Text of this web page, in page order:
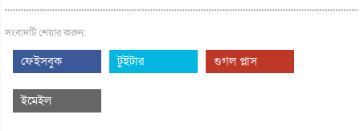
সংবাদটি শেয়ার করুন:
ফেইসবুক টুইটার গুগল প্লাস
ইমেইল